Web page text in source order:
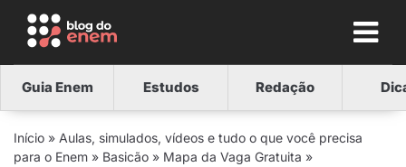
Guia Enem Estudos Redação
Início » Aulas, simulados, vídeos e tudo o que você precisa
para o Enem » Basicão » Mapa da Vaga Gratuita »